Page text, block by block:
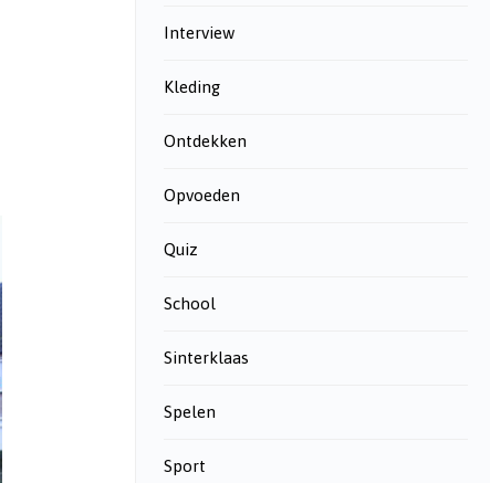
Interview
Kleding
Ontdekken
Opvoeden
Quiz
School
Sinterklaas
Spelen
Sport